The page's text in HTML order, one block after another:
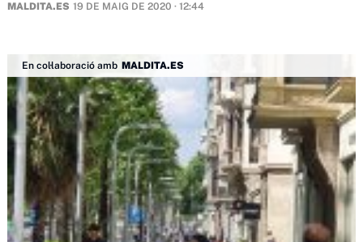
MALDITA.ES 19 DE MAIG DE 2020 · 12:44
En col·laboració amb MALDITA.ES